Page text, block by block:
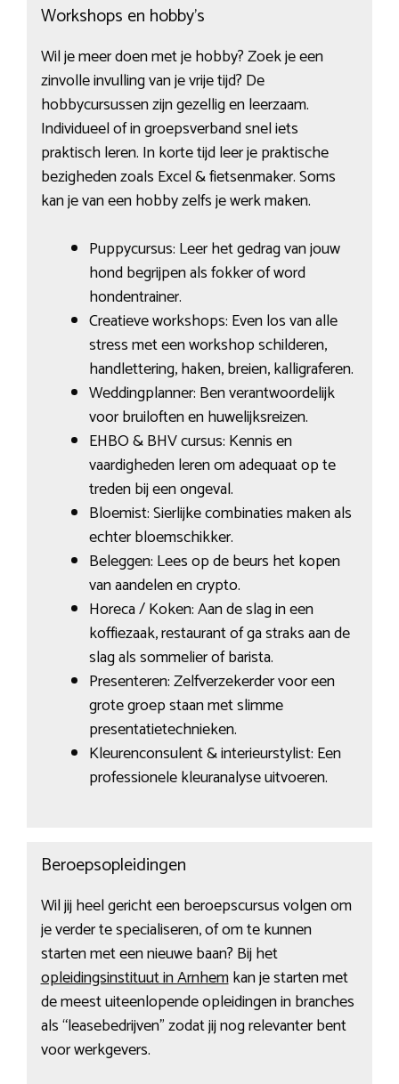
Workshops en hobby’s
Wil je meer doen met je hobby? Zoek je een
zinvolle invulling van je vrije tijd? De
hobbycursussen zijn gezellig en leerzaam.
Individueel of in groepsverband snel iets
praktisch leren. In korte tijd leer je praktische
bezigheden zoals Excel & fietsenmaker. Soms
kan je van een hobby zelfs je werk maken.
Puppycursus: Leer het gedrag van jouw
hond begrijpen als fokker of word
hondentrainer.
Creatieve workshops: Even los van alle
stress met een workshop schilderen,
handlettering, haken, breien, kalligraferen.
Weddingplanner: Ben verantwoordelijk
voor bruiloften en huwelijksreizen.
EHBO & BHV cursus: Kennis en
vaardigheden leren om adequaat op te
treden bij een ongeval.
Bloemist: Sierlijke combinaties maken als
echter bloemschikker.
Beleggen: Lees op de beurs het kopen
van aandelen en crypto.
Horeca / Koken: Aan de slag in een
koffiezaak, restaurant of ga straks aan de
slag als sommelier of barista.
Presenteren: Zelfverzekerder voor een
grote groep staan met slimme
presentatietechnieken.
Kleurenconsulent & interieurstylist: Een
professionele kleuranalyse uitvoeren.
Beroepsopleidingen
Wil jij heel gericht een beroepscursus volgen om
je verder te specialiseren, of om te kunnen
starten met een nieuwe baan? Bij het
opleidingsinstituut in Arnhemkan je starten met
de meest uiteenlopende opleidingen in branches
als “leasebedrijven” zodat jij nog relevanter bent
voor werkgevers.